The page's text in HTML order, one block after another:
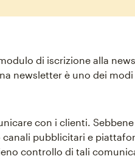
di iscrizione alla
newsletter è uno dei
con i clienti. Sebbene
pubblicitari e
controllo di tali